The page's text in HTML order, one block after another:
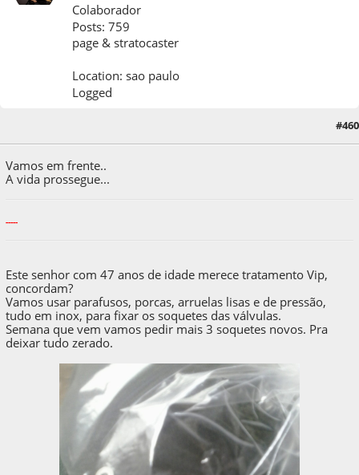
Colaborador
Posts: 759
page & stratocaster
Location: sao paulo
Logged
: 21 de October de 2018, as 14:47:10#460
Vamos em frente..
A vida prossegue...
-----
Este senhor com 47 anos de idade merece tratamento Vip,
concordam?
Vamos usar parafusos, porcas, arruelas lisas e de pressão,
tudo em inox, para fixar os soquetes das válvulas.
Semana que vem vamos pedir mais 3 soquetes novos. Pra
deixar tudo zerado.